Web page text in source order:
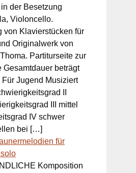
der Besetzung
Violoncello.
von Klavierstücken für
Originalwerk von
Partiturseite zur
Gesamtdauer beträgt
Für Jugend Musiziert
II
III mittel
IV schwer
bei […]
für
Komposition